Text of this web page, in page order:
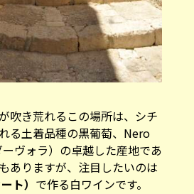
吹き荒れるこの場所は、シチ
る土着品種の黒葡萄、Nero
ヴォラ）の卓越した産地であ
ありますが、注目したいのは
ト） で作る白ワインです。